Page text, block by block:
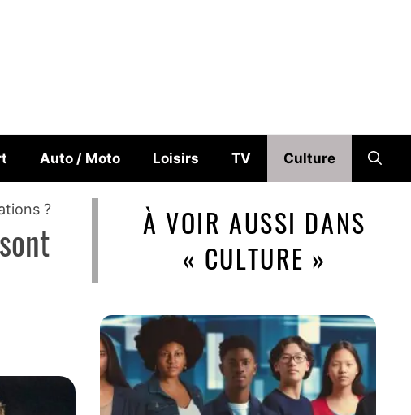
Auto / Moto Loisirs TV Culture
?
À VOIR AUSSI DANS
« CULTURE »